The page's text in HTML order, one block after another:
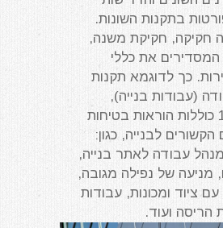
בתקנות השונות.
חקיקה, חקיקת משנה,
המסדירים את כללי
כך לדוגמא תקנות
(עבודות בנייה),
התשמ"ח-1988 כוללות הוראות בטיחות
הקשורים לבנייה, כגון:
מנהל עבודה לאתר בנייה,
מניעה של נפילה מגובה,
ציוד ומכונות, עבודות
הריסה ועוד.